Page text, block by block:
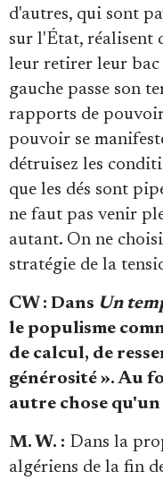
d'autres, qui sont
sur l'État, réalisent
leur retirer leur
gauche passe son
rapports de
pouvoir se
détruisez les
que les dés sont
ne faut pas venir
autant. On ne
stratégie de la
CW : Dans Un
le populisme
de calcul, de
générosité ». Au
autre chose qu'un
M. W. : Dans la
algériens de la fin